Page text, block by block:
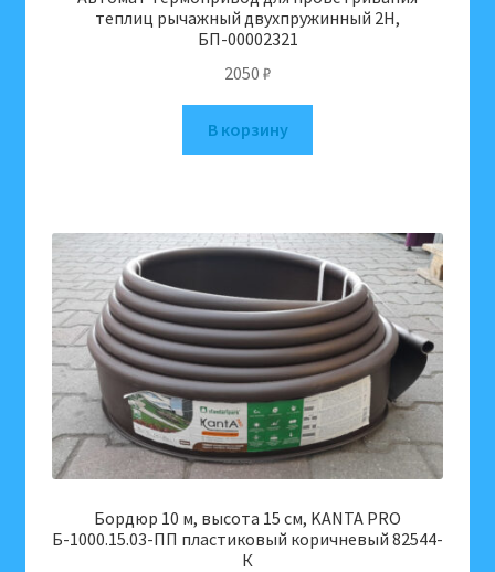
теплиц рычажный двухпружинный 2Н,
БП-00002321
2050 ₽
В корзину
Бордюр 10 м, высота 15 см, KANTA PRO
Б-1000.15.03-ПП пластиковый коричневый 82544-
К